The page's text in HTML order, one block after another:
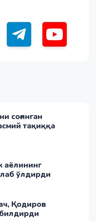
соғинган
тақиққа
аёлининг
ўлдирди
Қодиров